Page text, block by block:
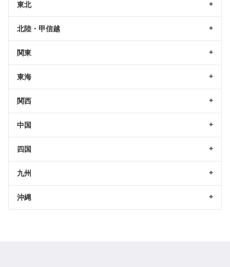
東北
北陸・甲信越
関東
東海
関西
中国
四国
九州
沖縄